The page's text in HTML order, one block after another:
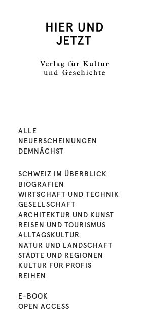
ALLE
NEUERSCHEINUNGEN
DEMNÄCHST
SCHWEIZ IM ÜBERBLICK
BIOGRAFIEN
WIRTSCHAFT UND TECHNIK
GESELLSCHAFT
ARCHITEKTUR UND KUNST
REISEN UND TOURISMUS
ALLTAGSKULTUR
NATUR UND LANDSCHAFT
STÄDTE UND REGIONEN
KULTUR FÜR PROFIS
REIHEN
E-BOOK
OPEN ACCESS